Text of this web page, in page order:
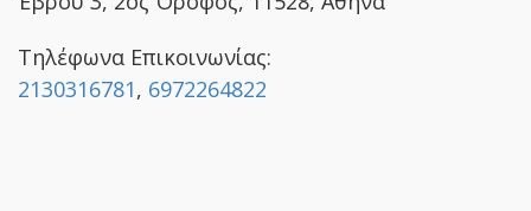
Τηλέφωνα Επικοινωνίας:
2130316781, 6972264822